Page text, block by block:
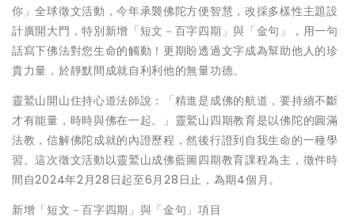
你」全球徵文活動，今年承襲佛陀方便智慧，改採多樣性主題設
計廣開大門，特別新增「短文－百字四期」與「金句」，用一句
話寫下佛法對您生命的觸動！更期盼透過文字成為幫助他人的珍
貴力量，於靜默間成就自利利他的無量功德。
靈鷲山開山住持心道法師說：「精進是成佛的航道，要持續不斷
才有能量，時時與佛在一起。」靈鷲山四期教育是以佛陀的圓滿
法教，信解佛陀成就的內證歷程，然後行證到自我生命的一種學
習。這次徵文活動以靈鷲山成佛藍圖四期教育課程為主，徵件時
間自2024年2月28日起至6月28日止，為期4個月。
新增「短文－百字四期」與「金句」項目